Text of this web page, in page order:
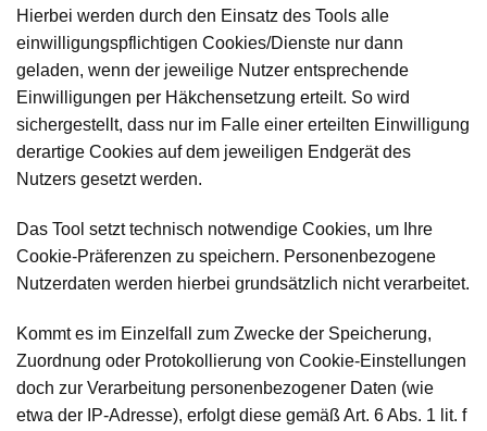
Hierbei werden durch den Einsatz des Tools alle
einwilligungspflichtigen Cookies/Dienste nur dann
geladen, wenn der jeweilige Nutzer entsprechende
Einwilligungen per Häkchensetzung erteilt. So wird
sichergestellt, dass nur im Falle einer erteilten Einwilligung
derartige Cookies auf dem jeweiligen Endgerät des
Nutzers gesetzt werden.
Das Tool setzt technisch notwendige Cookies, um Ihre
Cookie-Präferenzen zu speichern. Personenbezogene
Nutzerdaten werden hierbei grundsätzlich nicht verarbeitet.
Kommt es im Einzelfall zum Zwecke der Speicherung,
Zuordnung oder Protokollierung von Cookie-Einstellungen
doch zur Verarbeitung personenbezogener Daten (wie
etwa der IP-Adresse), erfolgt diese gemäß Art. 6 Abs. 1 lit. f